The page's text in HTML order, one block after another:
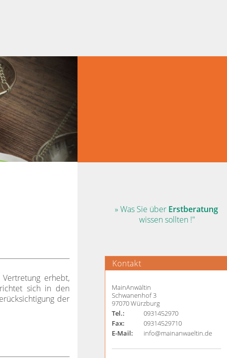
erhebt,
sich in den
der
» Was Sie über Erstberatung
wissen sollten !"
Kontakt
MainAnwältin
Schwanenhof 3
97070 Würzburg
Tel.:
0931452970
Fax:
09314529710
E-Mail:
info@mainanwaeltin.de